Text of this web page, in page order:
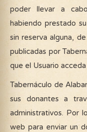
poder llevar a
habiendo prestado
sin reserva alguna,
publicadas por
que el Usuario
Tabernáculo de
sus donantes a
administrativos. Por
web para enviar un